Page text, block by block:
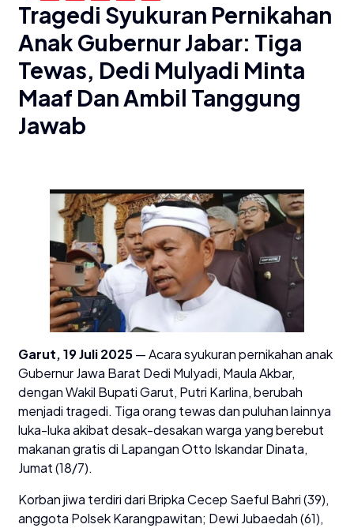
Tragedi Syukuran Pernikahan
Anak Gubernur Jabar: Tiga
Tewas, Dedi Mulyadi Minta
Maaf Dan Ambil Tanggung
Jawab
Garut, 19 Juli 2025— Acara syukuran pernikahan anak
Gubernur Jawa Barat Dedi Mulyadi, Maula Akbar,
dengan Wakil Bupati Garut, Putri Karlina, berubah
menjadi tragedi. Tiga orang tewas dan puluhan lainnya
luka-luka akibat desak-desakan warga yang berebut
makanan gratis di Lapangan Otto Iskandar Dinata,
Jumat (18/7).
Korban jiwa terdiri dari Bripka Cecep Saeful Bahri (39),
anggota Polsek Karangpawitan; Dewi Jubaedah (61),